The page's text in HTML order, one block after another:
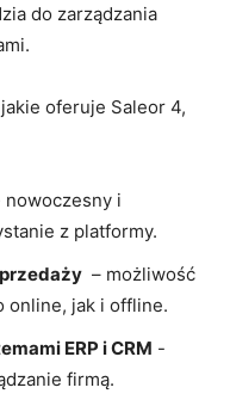
do zarządzania
oferuje ⁣Saleor‍ 4,
nowoczesny ⁣i
z platformy.
​ – możliwość
⁤online, ⁤jak ​i offline.
ERP i CRM -⁤
firmą.